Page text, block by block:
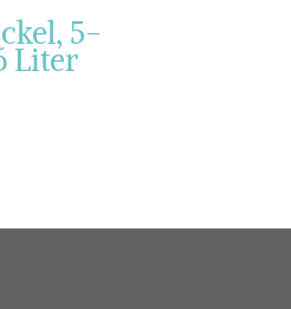
5-
Liter